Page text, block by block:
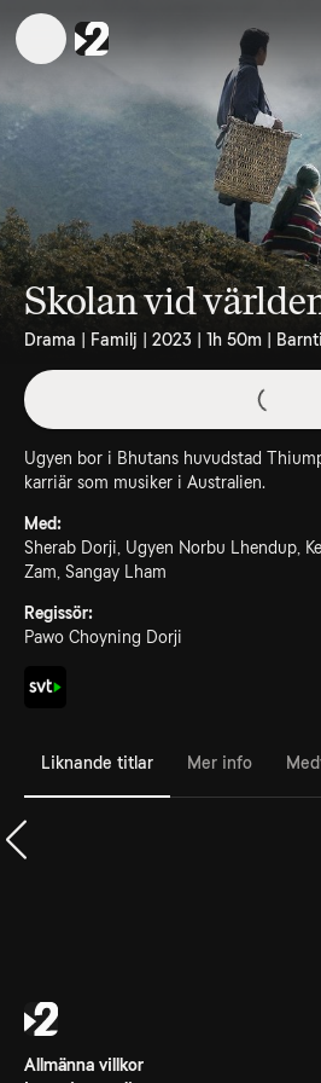
Skolan vid
Drama | Familj | 2023 | 1h 50m |
Ugyen bor i Bhutans huvudstad
karriär som musiker i Australien.
Med:
Sherab Dorji, Ugyen Norbu Lhendup,
Zam, Sangay Lham
Regissör:
Pawo Choyning Dorji
Liknande titlar Mer info
Allmänna villkor